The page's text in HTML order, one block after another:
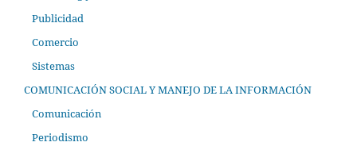
Publicidad
Comercio
Sistemas
COMUNICACIÓN SOCIAL Y MANEJO DE LA INFORMACIÓN
Comunicación
Periodismo